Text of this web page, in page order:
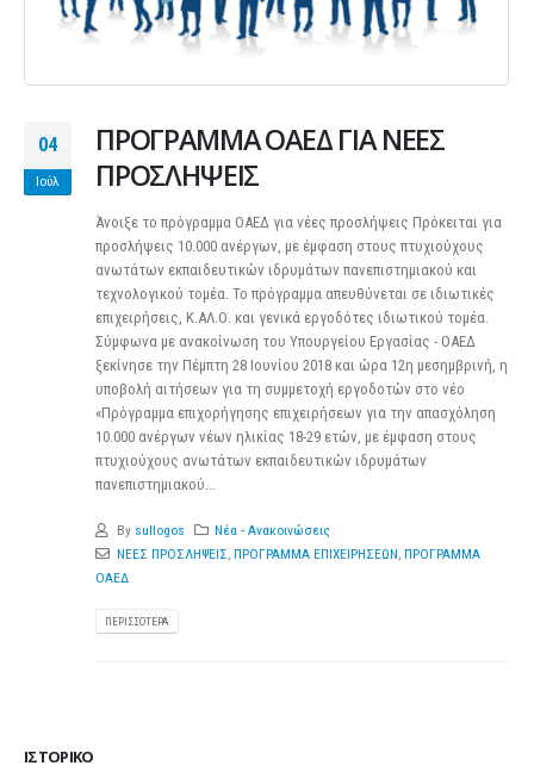
04
Ιούλ
ΠΡΟΓΡΑΜΜΑ ΟΑΕΔ ΓΙΑ ΝΕΕΣ
ΠΡΟΣΛΗΨΕΙΣ
Άνοιξε το πρόγραμμα ΟΑΕΔ για νέες προσλήψεις Πρόκειται για
προσλήψεις 10.000 ανέργων, με έμφαση στους πτυχιούχους
ανωτάτων εκπαιδευτικών ιδρυμάτων πανεπιστημιακού και
τεχνολογικού τομέα. Το πρόγραμμα απευθύνεται σε ιδιωτικές
επιχειρήσεις, Κ.ΑΛ.Ο. και γενικά εργοδότες ιδιωτικού τομέα.
Σύμφωνα με ανακοίνωση του Υπουργείου Εργασίας - ΟΑΕΔ
ξεκίνησε την Πέμπτη 28 Ιουνίου 2018 και ώρα 12η μεσημβρινή, η
υποβολή αιτήσεων για τη συμμετοχή εργοδοτών στο νέο
«Πρόγραμμα επιχορήγησης επιχειρήσεων για την απασχόληση
10.000 ανέργων νέων ηλικίας 18-29 ετών, με έμφαση στους
πτυχιούχους ανωτάτων εκπαιδευτικών ιδρυμάτων
πανεπιστημιακού...
By sullogos
Νέα - Ανακοινώσεις
ΝΕΕΣ ΠΡΟΣΛΗΨΕΙΣ, ΠΡΟΓΡΑΜΜΑ ΕΠΙΧΕΙΡΗΣΕΩΝ, ΠΡΟΓΡΑΜΜΑ
ΟΑΕΔ
ΠΕΡΙΣΣΌΤΕΡΑ
ΙΣΤΟΡΙΚΌ